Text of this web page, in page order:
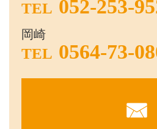
TEL 052-253-
岡崎
TEL 0564-73-